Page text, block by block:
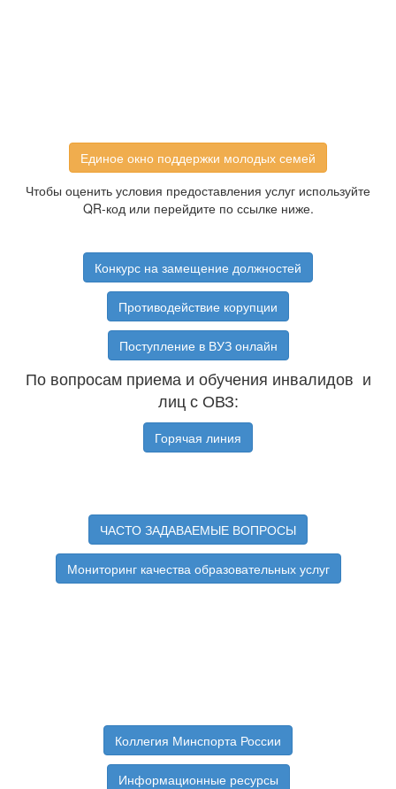
Единое окно поддержки молодых семей
Чтобы оценить условия предоставления услуг используйте
QR-код или перейдите по ссылке ниже.
Конкурс на замещение должностей
Противодействие корупции
Поступление в ВУЗ онлайн
По вопросам приема и обучения инвалидов и
лиц с ОВЗ:
Горячая линия
ЧАСТО ЗАДАВАЕМЫЕ ВОПРОСЫ
Мониторинг качества образовательных услуг
Коллегия Минспорта России
Информационные ресурсы